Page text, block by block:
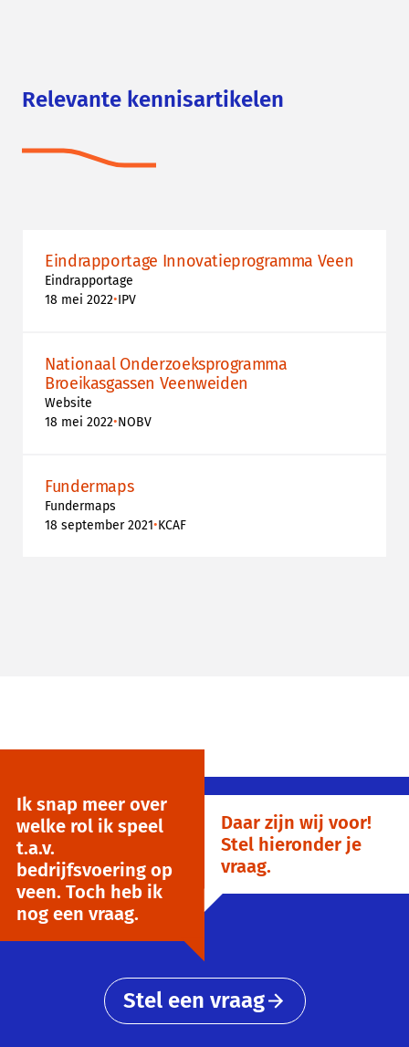
Relevante kennisartikelen
Eindrapportage Innovatieprogramma Veen
Eindrapportage
18 mei 2022•IPV
Nationaal Onderzoeksprogramma
Broeikasgassen Veenweiden
Website
18 mei 2022•NOBV
Fundermaps
Fundermaps
18 september 2021•KCAF
Ik snap meer over
welke rol ik speel
t.a.v.
bedrijfsvoering op
veen. Toch heb ik
nog een vraag.
Daar zijn wij voor!
Stel hieronder je
vraag.
Stel een vraag